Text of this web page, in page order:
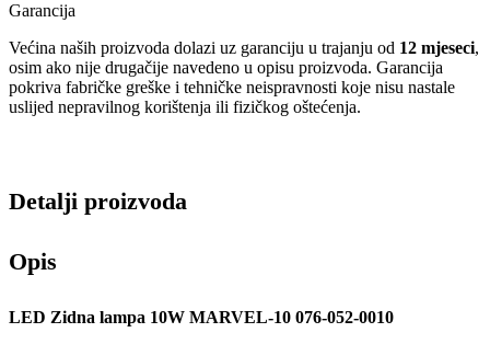
Garancija
Većina naših proizvoda dolazi uz garanciju u trajanju od 12 mjeseci,
osim ako nije drugačije navedeno u opisu proizvoda. Garancija
pokriva fabričke greške i tehničke neispravnosti koje nisu nastale
uslijed nepravilnog korištenja ili fizičkog oštećenja.
Detalji proizvoda
Opis
LED Zidna lampa 10W MARVEL-10 076-052-0010